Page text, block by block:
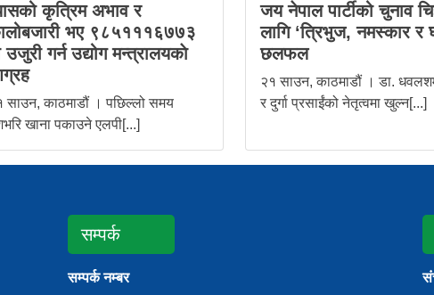
कृत्रिम अभाव र
भए ९८५१११६७७३
उजुरी गर्न उद्योग मन्त्रालयकाे
साउन, काठमाडौं । पछिल्लो समय
खाना पकाउने एलपी[...]
जय नेपाल पार्टीको चुनाव
लागि ‘त्रिभुज, नमस्कार र
छलफल
२१ साउन, काठमाडौं । डा.
र दुर्गा प्रसाईंको नेतृत्वमा खुल्न[...]
सम्पर्क
सम्पर्क नम्बर